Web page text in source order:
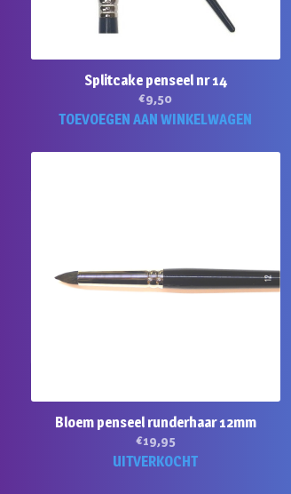
Splitcake penseel nr 14
€9,50
TOEVOEGEN AAN WINKELWAGEN
Bloem penseel runderhaar 12mm
€19,95
UITVERKOCHT